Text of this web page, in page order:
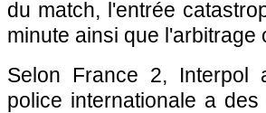
du match, l'entrée
minute ainsi que
Selon France 2, Interpol
police internationale a